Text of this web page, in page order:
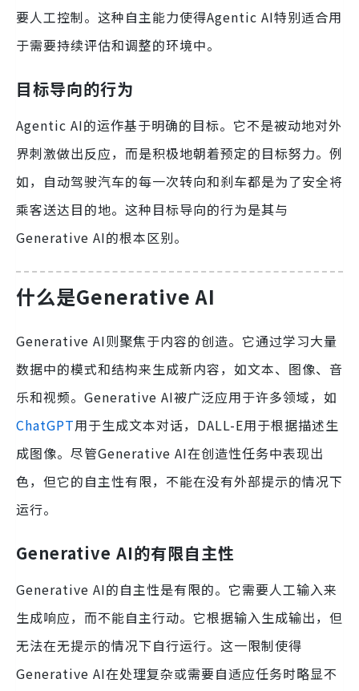
要人工控制。这种自主能力使得Agentic AI特别适合用
于需要持续评估和调整的环境中。
目标导向的行为
Agentic AI的运作基于明确的目标。它不是被动地对外
界刺激做出反应，而是积极地朝着预定的目标努力。例
如，自动驾驶汽车的每一次转向和刹车都是为了安全将
乘客送达目的地。这种目标导向的行为是其与
Generative AI的根本区别。
什么是Generative AI
Generative AI则聚焦于内容的创造。它通过学习大量
数据中的模式和结构来生成新内容，如文本、图像、音
乐和视频。Generative AI被广泛应用于许多领域，如
ChatGPT用于生成文本对话，DALL-E用于根据描述生
成图像。尽管Generative AI在创造性任务中表现出
色，但它的自主性有限，不能在没有外部提示的情况下
运行。
Generative AI的有限自主性
Generative AI的自主性是有限的。它需要人工输入来
生成响应，而不能自主行动。它根据输入生成输出，但
无法在无提示的情况下自行运行。这一限制使得
Generative AI在处理复杂或需要自适应任务时略显不